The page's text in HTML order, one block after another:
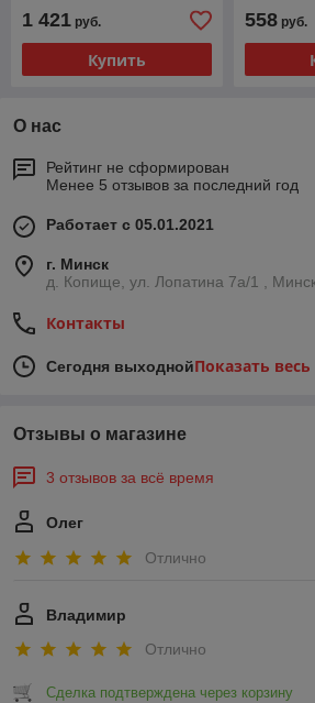
1 421 руб.
Купить
558руб.
О нас
Рейтинг не сформирован
Менее 5 отзывов за последний год
Работает с 05.01.2021
г. Минск
д. Копище, ул. Лопатина 7а/1 ,
Контакты
Сегодня выходнойПоказать
Отзывы о магазине
3 отзывов за всё время
Олег
Отлично
Владимир
Отлично
Сделка подтверждена через корзину